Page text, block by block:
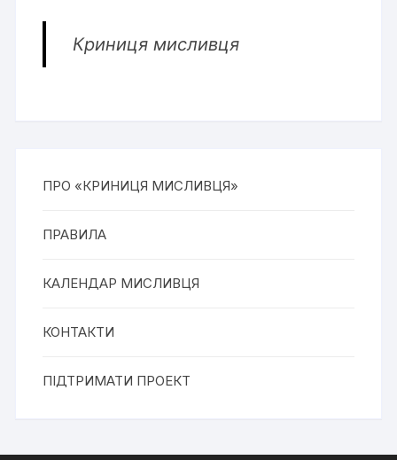
Криниця мисливця
ПРО «КРИНИЦЯ МИСЛИВЦЯ»
ПРАВИЛА
КАЛЕНДАР МИСЛИВЦЯ
КОНТАКТИ
ПІДТРИМАТИ ПРОЕКТ